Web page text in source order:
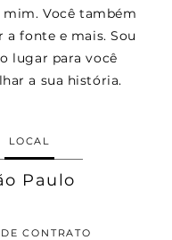
mim. Você também
a fonte e mais. Sou
lugar para você
a sua história.
LOCAL
Paulo
CONTRATO